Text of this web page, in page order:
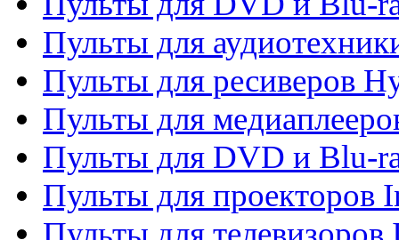
Пульты для
Пульты для ресиверов
Пульты для
Пульты для DVD и Blu-
Пульты для проекторов